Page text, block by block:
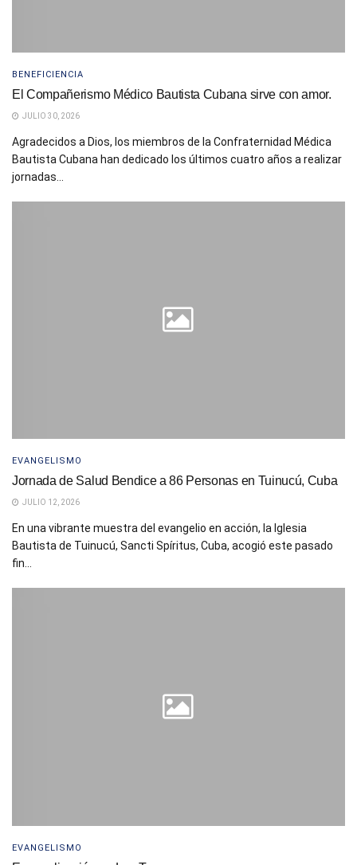
BENEFICIENCIA
El Compañerismo Médico Bautista Cubana sirve con amor.
JULIO 30, 2026
Agradecidos a Dios, los miembros de la Confraternidad Médica
Bautista Cubana han dedicado los últimos cuatro años a realizar
jornadas...
EVANGELISMO
Jornada de Salud Bendice a 86 Personas en Tuinucú, Cuba
JULIO 12, 2026
En una vibrante muestra del evangelio en acción, la Iglesia
Bautista de Tuinucú, Sancti Spíritus, Cuba, acogió este pasado
fin...
EVANGELISMO